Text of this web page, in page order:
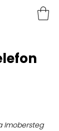
Imobersteg